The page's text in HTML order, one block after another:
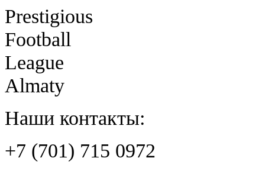
Prestigious
Football
League
Almaty
Наши контакты:
+7 (701) 715 0972